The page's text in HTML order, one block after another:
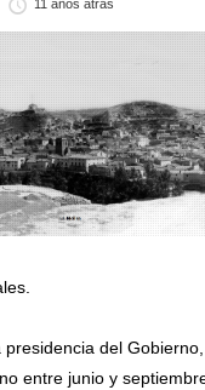
11 años atrás
presidencia del
entre junio y